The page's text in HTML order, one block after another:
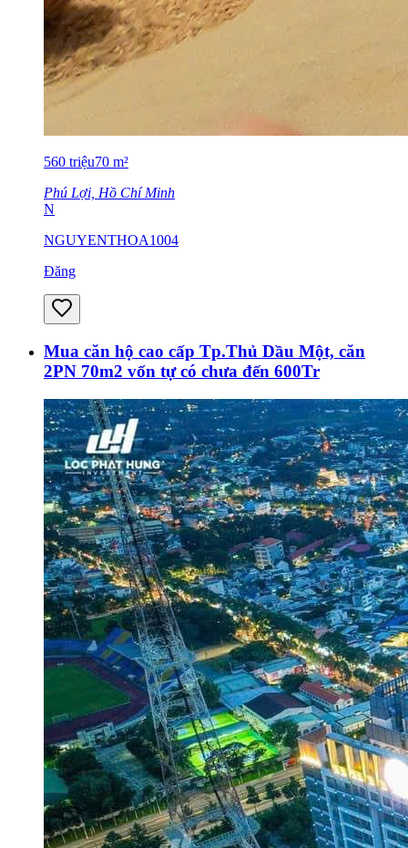
560 triệu70 m²
Phú Lợi, Hồ Chí Minh
N
NGUYENTHOA1004
Đăng
Mua căn hộ cao cấp Tp.Thủ Dầu Một, căn
2PN 70m2 vốn tự có chưa đến 600Tr